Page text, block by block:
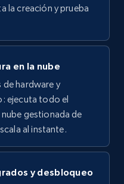
by using
Initial
count, and
Prueba gratuita
la creación y prueba
en la nube
de hardware y
ejecuta todo el
gestionada de
al instante.
y desbloqueo